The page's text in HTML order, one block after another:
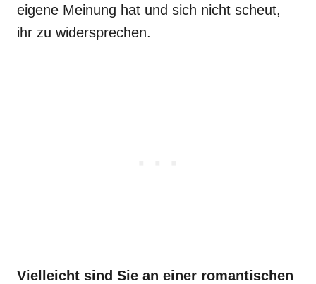
eigene Meinung hat und sich nicht scheut,
ihr zu widersprechen.
Vielleicht sind Sie an einer romantischen